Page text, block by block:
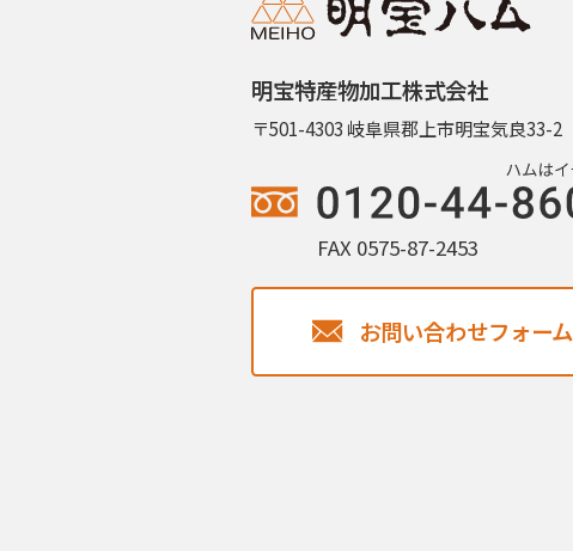
明宝特産物加工株式会社
〒501-4303 岐阜県郡上市明宝気良33-2
FAX 0575-87-2453
お問い合わせフォーム